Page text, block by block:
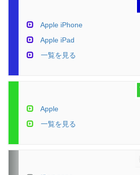
Apple iPhone
Apple iPad
一覧を見る
Apple
一覧を見る